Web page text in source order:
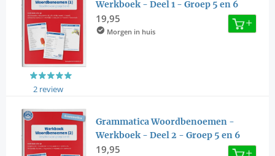
2 review
Werkboek - Deel 1 - Groep 5 en 6
19,95
Morgen in huis
Grammatica Woordbenoemen -
Werkboek - Deel 2 - Groep 5 en 6
19,95